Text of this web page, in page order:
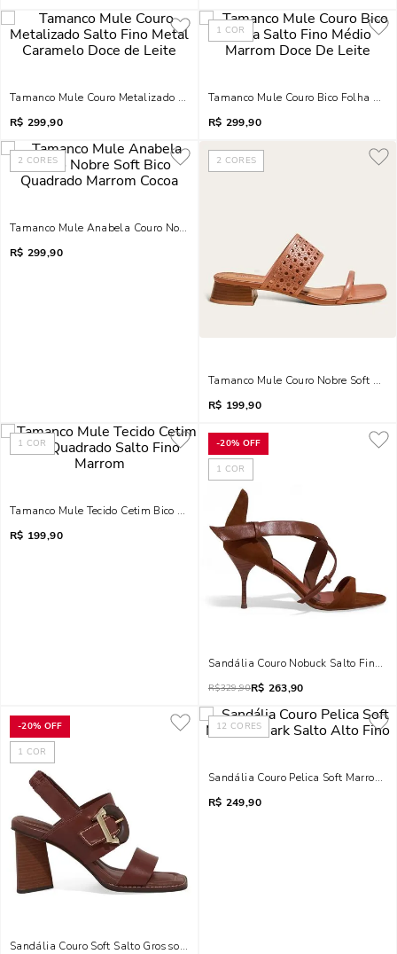
Tamanco Mule Couro Metalizado Salto Fino Metal Caramelo Doce De Leite
R$ 299,90
1 COR
Tamanco Mule Couro Bico Folha
R$ 299,90
2 CORES
Tamanco Mule Anabela Couro Nobre Soft Bico Quadrado Marrom Cocoa
R$ 299,90
2 CORES
Tamanco Mule Couro Nobre Soft
R$ 199,90
1 COR
Tamanco Mule Tecido Cetim Bico Quadrado Salto Fino Marrom
R$ 199,90
-20% OFF
1 COR
Sandália Couro Nobuck Salto Fino
R$329,90R$ 263,90
-20% OFF
1 COR
Sandália Couro Soft Salto Grosso Marrom Terracota
12 CORES
Sandália Couro Pelica Soft Marrom
R$ 249,90